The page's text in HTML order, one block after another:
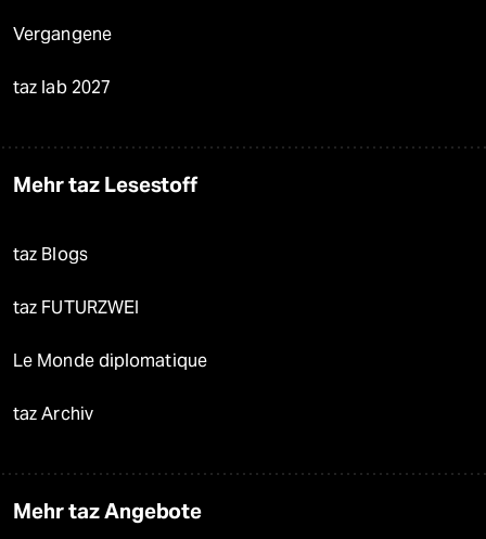
Vergangene
taz lab 2027
Mehr taz Lesestoff
taz Blogs
taz FUTURZWEI
Le Monde diplomatique
taz Archiv
Mehr taz Angebote